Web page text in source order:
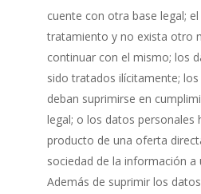
cuente con otra base legal;
tratamiento y no exista otro
continuar con el mismo; los
sido tratados ilícitamente;
deban suprimirse en
legal; o los datos personales
producto de una oferta
sociedad de la información a
Además de suprimir los